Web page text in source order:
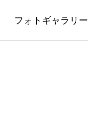
フォトギャラリー